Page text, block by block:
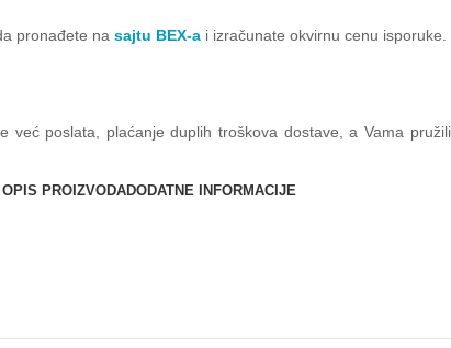
pronađete na sajtu BEX-a i izračunate okvirnu cenu isporuke.
poslata, plaćanje duplih troškova dostave, a Vama
OPIS PROIZVODADODATNE INFORMACIJE